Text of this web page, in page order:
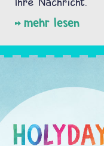
mehr lesen